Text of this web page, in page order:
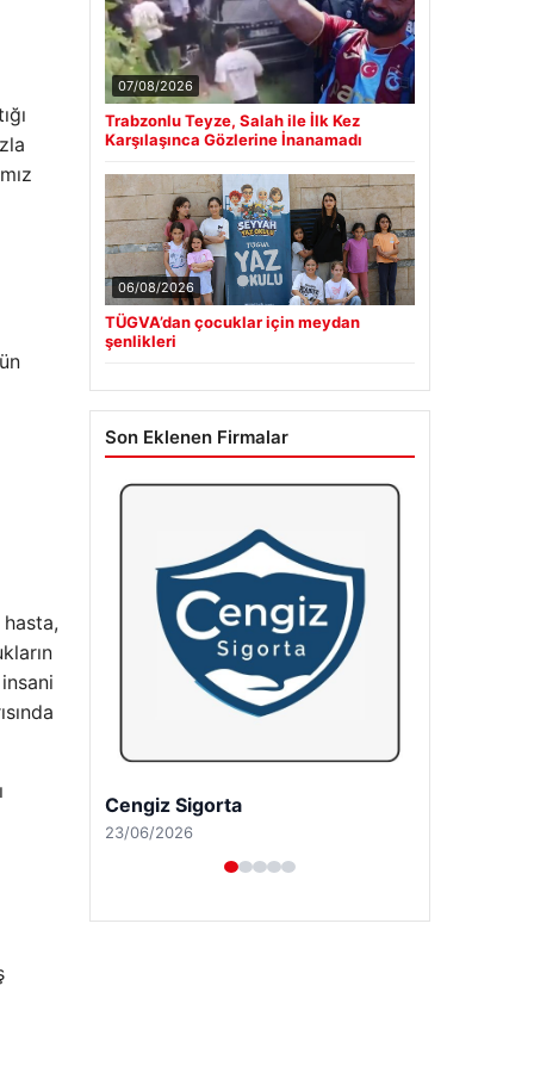
hasta,
07/08/2026
Trabzonlu Teyze, Salah ile İlk Kez
Karşılaşınca Gözlerine İnanamadı
06/08/2026
TÜGVA’dan çocuklar için meydan
şenlikleri
Son Eklenen Firmalar
Hastaş Beton
26/05/2026